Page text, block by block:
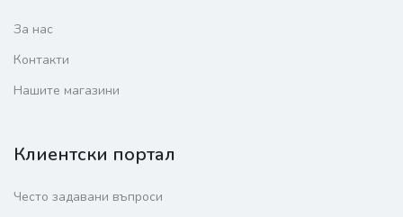
За нас
Контакти
Нашите магазини
Клиентски портал
Често задавани въпроси